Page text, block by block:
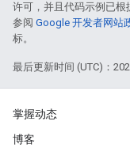
许可，并且代码示例已根
参阅 Google 开发者网站
标。
最后更新时间 (UTC)：
掌握动态
博客